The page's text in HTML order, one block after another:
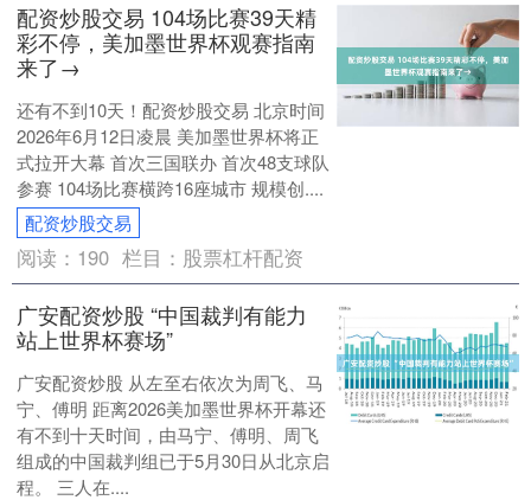
配资炒股交易 104场比赛39天精
彩不停，美加墨世界杯观赛指南
来了→
还有不到10天！配资炒股交易 北京时间
2026年6月12日凌晨 美加墨世界杯将正
式拉开大幕 首次三国联办 首次48支球队
参赛 104场比赛横跨16座城市 规模创....
配资炒股交易
阅读： 190 栏目： 股票杠杆配资
广安配资炒股 “中国裁判有能力
站上世界杯赛场”
广安配资炒股 从左至右依次为周飞、马
宁、傅明 距离2026美加墨世界杯开幕还
有不到十天时间，由马宁、傅明、周飞
组成的中国裁判组已于5月30日从北京启
程。 三人在....